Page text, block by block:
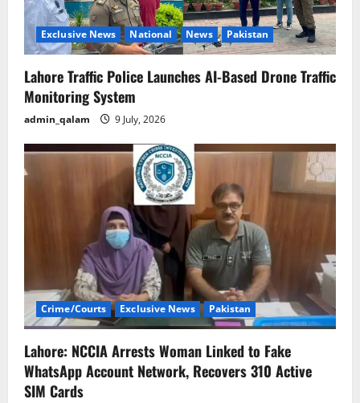
n Exclusive News National News Pakistan
Lahore Traffic Police Launches AI-Based Drone Traffic
Monitoring System
admin_qalam 9 July, 2026
Crime/Courts Exclusive News Pakistan
Lahore: NCCIA Arrests Woman Linked to Fake
WhatsApp Account Network, Recovers 310 Active
SIM Cards